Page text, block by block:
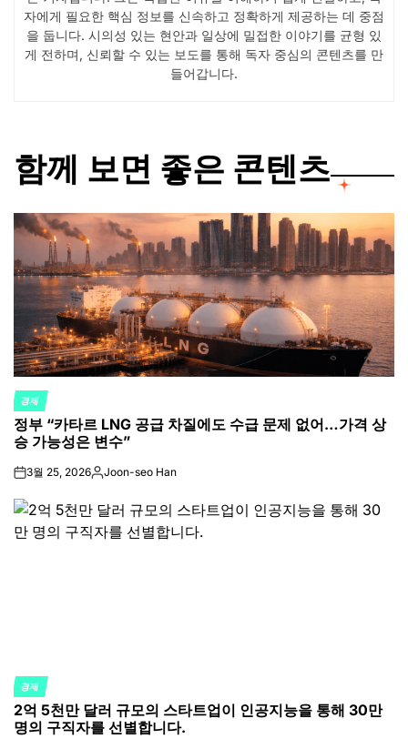
자에게 필요한 핵심 정보를 신속하고 정확하게 제공하는 데 중점
을 둡니다. 시의성 있는 현안과 일상에 밀접한 이야기를 균형 있
게 전하며, 신뢰할 수 있는 보도를 통해 독자 중심의 콘텐츠를 만
들어갑니다.
함께 보면 좋은 콘텐츠
POSTED
IN
경제
정부 “카타르 LNG 공급 차질에도 수급 문제 없어…가격 상
승 가능성은 변수”
on3월 25, 2026Posted
Joon-seo Han
POSTED
IN
경제
2억 5천만 달러 규모의 스타트업이 인공지능을 통해 30만
명의 구직자를 선별합니다.